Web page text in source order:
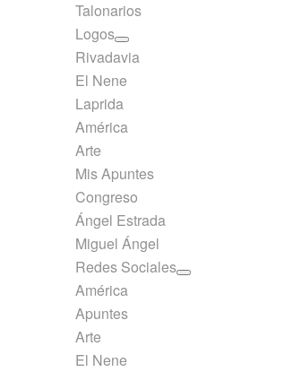
Talonarios
Logos
Rivadavia
El Nene
Laprida
América
Arte
Mis Apuntes
Congreso
Ángel Estrada
Miguel Ángel
Redes Sociales
América
Apuntes
Arte
El Nene